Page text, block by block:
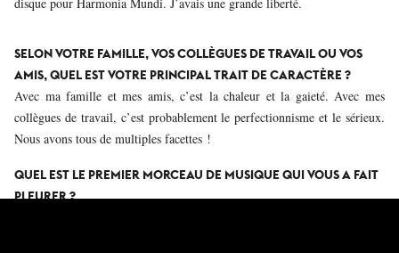
SELON VOTRE FAMILLE, VOS COLLÈGUES DE TRAVAIL OU VOS
AMIS, QUEL EST VOTRE PRINCIPAL TRAIT DE CARACTÈRE ?
Avec ma famille et mes amis, c’est la chaleur et la gaieté. Avec mes
collègues de travail, c’est probablement le perfectionnisme et le sérieux.
Nous avons tous de multiples facettes !
QUEL EST LE PREMIER MORCEAU DE MUSIQUE QUI VOUS A FAIT
PLEURER ?